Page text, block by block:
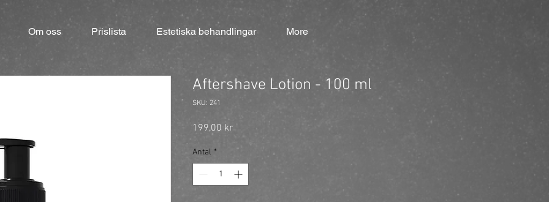
Om oss Prislista Estetiska behandlingar More
Aftershave Lotion - 100 ml
SKU: 241
199,00 krPris
Antal *